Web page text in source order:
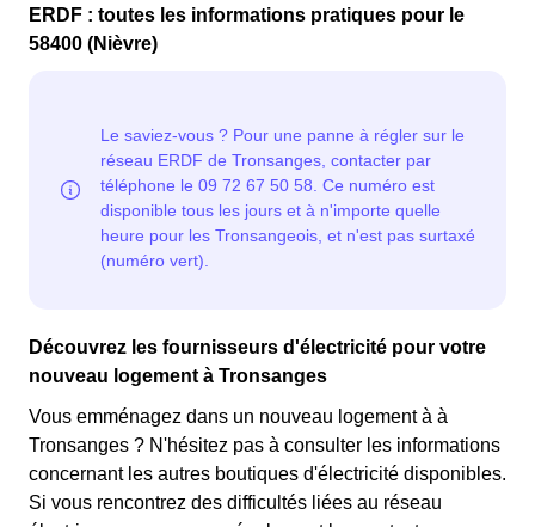
ERDF : toutes les informations pratiques pour le
58400 (Nièvre)
Découvrez les fournisseurs d'électricité pour votre
nouveau logement à Tronsanges
Vous emménagez dans un nouveau logement à à
Tronsanges ? N'hésitez pas à consulter les informations
concernant les autres boutiques d'électricité disponibles.
Si vous rencontrez des difficultés liées au réseau